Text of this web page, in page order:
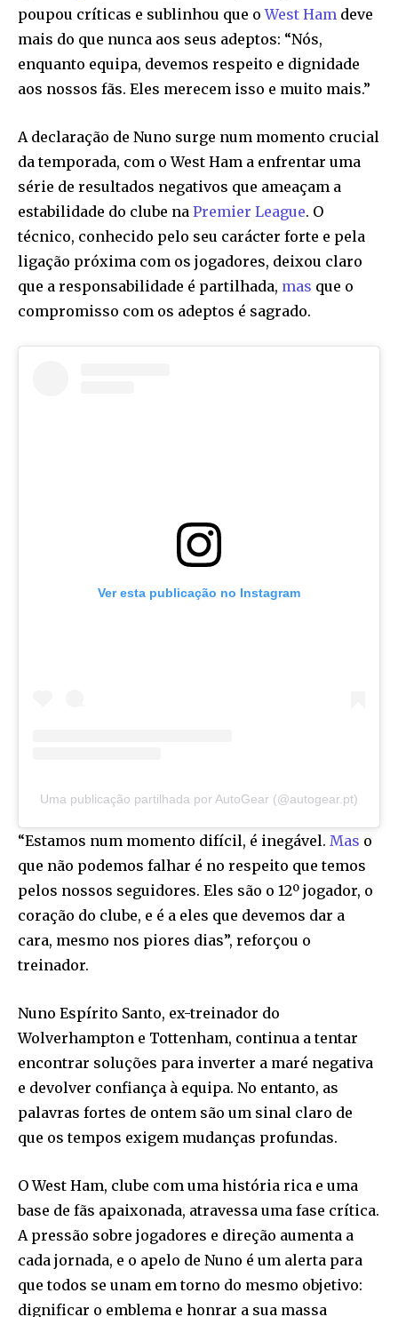
poupou críticas e sublinhou que oWest Ham deve
mais do que nunca aos seus adeptos: “Nós,
enquanto equipa, devemos respeito e dignidade
aos nossos fãs. Eles merecem isso e muito mais.”
A declaração de Nuno surge num momento crucial
da temporada, com o West Ham a enfrentar uma
série de resultados negativos que ameaçam a
estabilidade do clube na Premier League. O
técnico, conhecido pelo seu carácter forte e pela
ligação próxima com os jogadores, deixou claro
que a responsabilidade é partilhada, mas que o
compromisso com os adeptos é sagrado.
Ver esta publicação no Instagram
Uma publicação partilhada por AutoGear (@autogear.pt)
“Estamos num momento difícil, é inegável. Mas o
que não podemos falhar é no respeito que temos
pelos nossos seguidores. Eles são o 12º jogador, o
coração do clube, e é a eles que devemos dar a
cara, mesmo nos piores dias”, reforçou o
treinador.
Nuno Espírito Santo, ex-treinador do
Wolverhampton e Tottenham, continua a tentar
encontrar soluções para inverter a maré negativa
e devolver confiança à equipa. No entanto, as
palavras fortes de ontem são um sinal claro de
que os tempos exigem mudanças profundas.
O West Ham, clube com uma história rica e uma
base de fãs apaixonada, atravessa uma fase crítica.
A pressão sobre jogadores e direção aumenta a
cada jornada, e o apelo de Nuno é um alerta para
que todos se unam em torno do mesmo objetivo:
dignificar o emblema e honrar a sua massa